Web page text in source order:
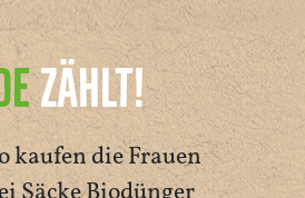
ZÄHLT!
kaufen die Frauen